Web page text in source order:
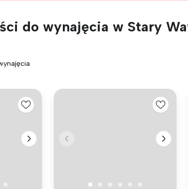
do wynajęcia w Stary